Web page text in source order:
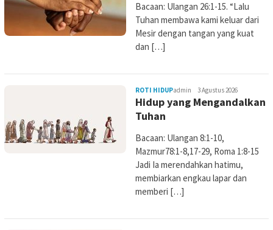
Bacaan: Ulangan 26:1-15. “Lalu
Tuhan membawa kami keluar dari
Mesir dengan tangan yang kuat
dan […]
ROTI HIDUPadmin 3 Agustus 2026
Hidup yang Mengandalkan
Tuhan
Bacaan: Ulangan 8:1-10,
Mazmur78:1-8,17-29, Roma 1:8-15
Jadi Ia merendahkan hatimu,
membiarkan engkau lapar dan
memberi […]